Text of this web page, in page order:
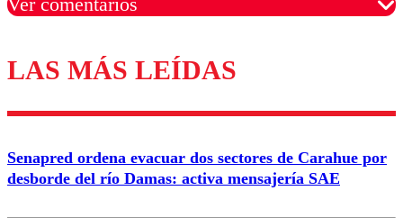
Los comentarios son moderados para garantizar un
diálogo respetuoso.
Nombre
Correo
LAS MÁS LEÍDAS
Senapred ordena evacuar dos sectores de Carahue por
desborde del río Damas: activa mensajería SAE